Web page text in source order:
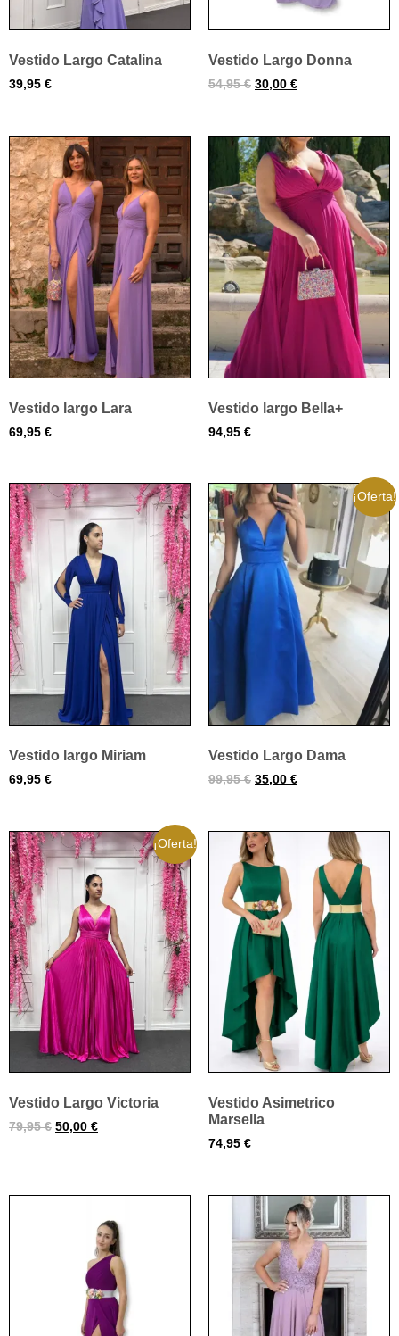
Vestido Largo Catalina
39,95 €
Vestido Largo Donna
54,95€ 30,00 €
Vestido largo Lara
69,95 €
Vestido largo Bella+
94,95 €
Vestido largo Miriam
69,95 €
¡Oferta!
Vestido Largo Dama
99,95€ 35,00 €
¡Oferta!
Vestido Largo Victoria
79,95€ 50,00 €
Vestido Asimetrico
Marsella
74,95 €